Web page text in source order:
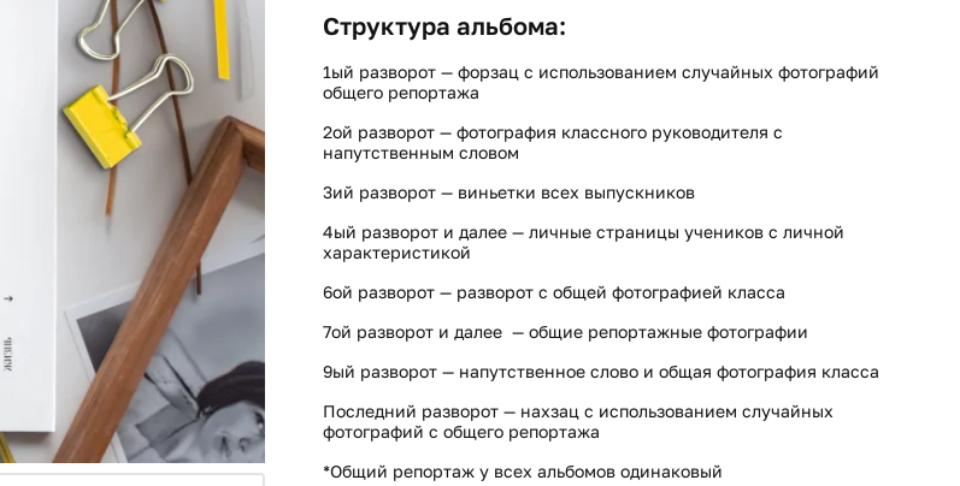
Структура альбома:
1ый разворот — форзац с использованием случайных фотографий
общего репортажа
2ой разворот — фотография классного руководителя с
напутственным словом
3ий разворот — виньетки всех выпускников
4ый разворот и далее — личные страницы учеников с личной
характеристикой
6ой разворот — разворот с общей фотографией класса
7ой разворот и далее — общие репортажные фотографии
9ый разворот — напутственное слово и общая фотография класса
Последний разворот — нахзац с использованием случайных
фотографий с общего репортажа
*Общий репортаж у всех альбомов одинаковый